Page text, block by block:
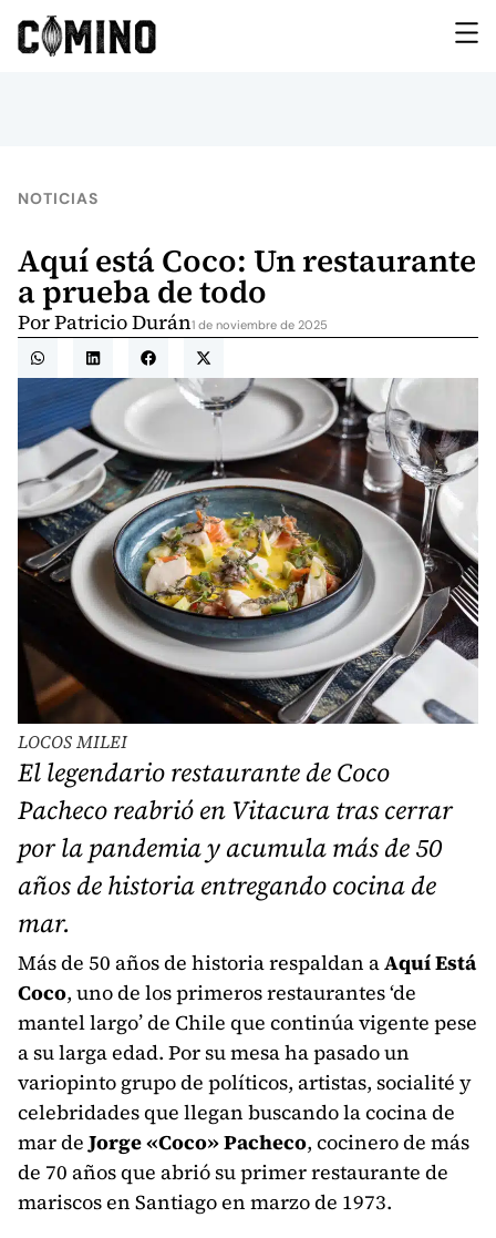
NOTICIAS
Aquí está Coco: Un restaurante
a prueba de todo
PorPatricio Durán1 de noviembre de 2025
LOCOS MILEI
El legendario restaurante de Coco
Pacheco reabrió en Vitacura tras cerrar
por la pandemia y acumula más de 50
años de historia entregando cocina de
mar.
Más de 50 años de historia respaldan aAquí Está
Coco, uno de los primeros restaurantes ‘de
mantel largo’ de Chile que continúa vigente pese
a su larga edad. Por su mesa ha pasado un
variopinto grupo de políticos, artistas, socialité y
celebridades que llegan buscando la cocina de
mar deJorge «Coco» Pacheco, cocinero de más
de 70 años que abrió su primer restaurante de
mariscos en Santiago en marzo de 1973.